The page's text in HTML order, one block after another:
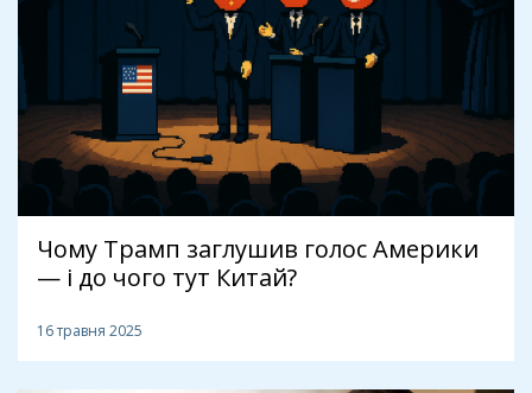
Чому Трамп заглушив голос Америки
— і до чого тут Китай?
16 травня 2025